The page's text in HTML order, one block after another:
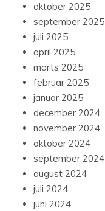
oktober 2025
september 2025
juli 2025
april 2025
marts 2025
februar 2025
januar 2025
december 2024
november 2024
oktober 2024
september 2024
august 2024
juli 2024
juni 2024